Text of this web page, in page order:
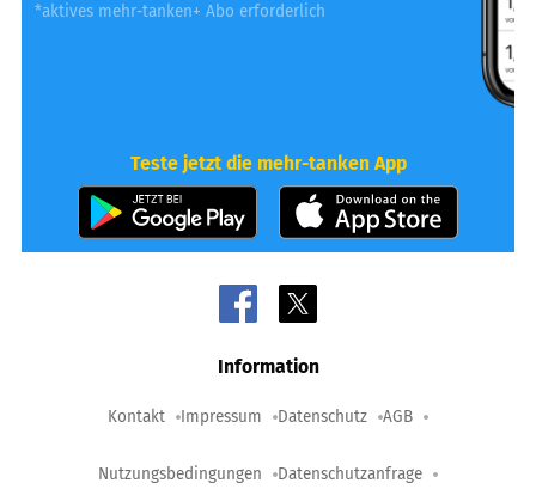
*aktives mehr-tanken+ Abo erforderlich
Teste jetzt die mehr-tanken App
Information
Kontakt Impressum Datenschutz AGB
Nutzungsbedingungen Datenschutzanfrage